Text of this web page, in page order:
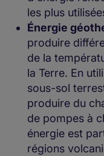
les plus
Énergie
produire
de la
la Terre. En
sous-sol
produire du
de pompes à
énergie est
régions